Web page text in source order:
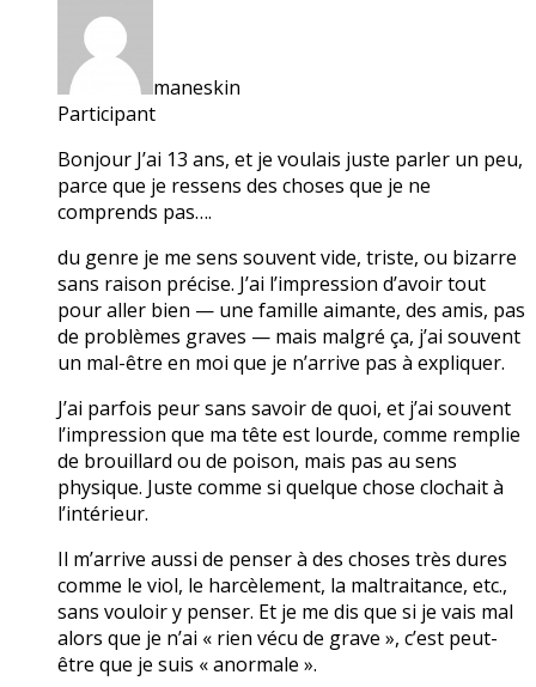
maneskin
Participant
Bonjour J’ai 13 ans, et je voulais juste parler un peu,
parce que je ressens des choses que je ne
comprends pas….
du genre je me sens souvent vide, triste, ou bizarre
sans raison précise. J’ai l’impression d’avoir tout
pour aller bien — une famille aimante, des amis, pas
de problèmes graves — mais malgré ça, j’ai souvent
un mal-être en moi que je n’arrive pas à expliquer.
J’ai parfois peur sans savoir de quoi, et j’ai souvent
l’impression que ma tête est lourde, comme remplie
de brouillard ou de poison, mais pas au sens
physique. Juste comme si quelque chose clochait à
l’intérieur.
Il m’arrive aussi de penser à des choses très dures
comme le viol, le harcèlement, la maltraitance, etc.,
sans vouloir y penser. Et je me dis que si je vais mal
alors que je n’ai « rien vécu de grave », c’est peut-
être que je suis « anormale ».